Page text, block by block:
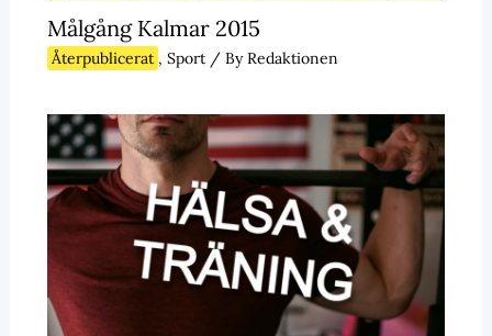
Målgång Kalmar 2015
Återpublicerat , Sport/ ByRedaktionen